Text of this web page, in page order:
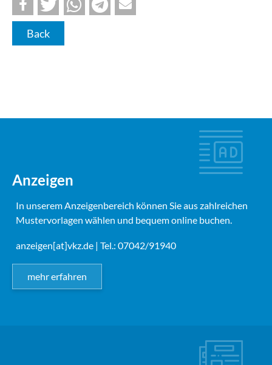
Back
Anzeigen
In unserem Anzeigenbereich können Sie aus zahlreichen
Mustervorlagen wählen und bequem online buchen.
anzeigen[at]vkz.de | Tel.: 07042/91940
mehr erfahren